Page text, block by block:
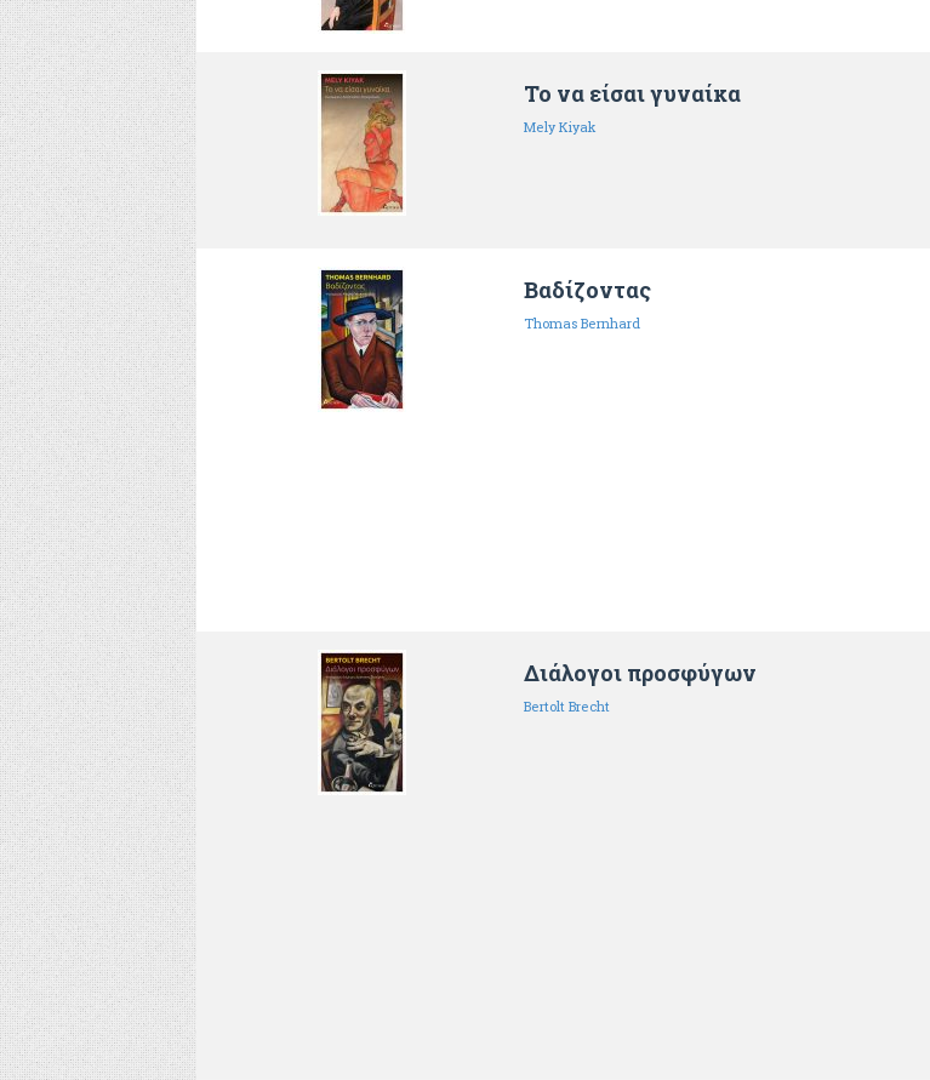
Το να είσαι γυναίκα
Mely Kiyak
Βαδίζοντας
Thomas Bernhard
Διάλογοι προσφύγων
Bertolt Brecht